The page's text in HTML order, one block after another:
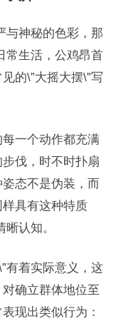
与神秘的色彩，那
常生活，公鸡昂首
的\”大摇大摆\”写
一个动作都充满
伐，时不时扑扇
态不是伪装，而
具有这种特质
认知。
有着实际意义，这
确立群体地位至
现出类似行为：